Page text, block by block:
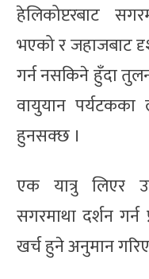
हेलिकोप्टरबाट
भएको र जहाजबाट
गर्न नसकिने हुँदा
वायुयान पर्यटकका
हुनसक्छ ।
एक यात्रु लिएर
सगरमाथा दर्शन गर्न
खर्च हुने अनुमान